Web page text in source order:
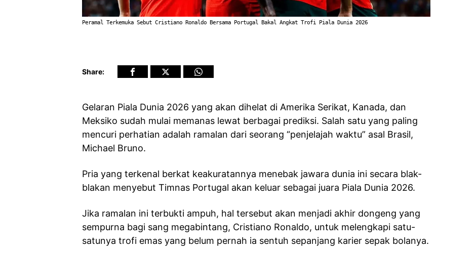
Peramal Terkemuka Sebut Cristiano Ronaldo Bersama Portugal Bakal Angkat Trofi Piala Dunia 2026
Share:
Gelaran Piala Dunia 2026 yang akan dihelat di Amerika Serikat, Kanada, dan
Meksiko sudah mulai memanas lewat berbagai prediksi. Salah satu yang paling
mencuri perhatian adalah ramalan dari seorang “penjelajah waktu” asal Brasil,
Michael Bruno.
Pria yang terkenal berkat keakuratannya menebak jawara dunia ini secara blak-
blakan menyebut Timnas Portugal akan keluar sebagai juara Piala Dunia 2026.
Jika ramalan ini terbukti ampuh, hal tersebut akan menjadi akhir dongeng yang
sempurna bagi sang megabintang, Cristiano Ronaldo, untuk melengkapi satu-
satunya trofi emas yang belum pernah ia sentuh sepanjang karier sepak bolanya.